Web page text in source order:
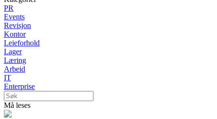
PR
Events
Revisjon
Kontor
Leieforhold
Lager
Læring
Arbeid
IT
Enterprise
Må leses